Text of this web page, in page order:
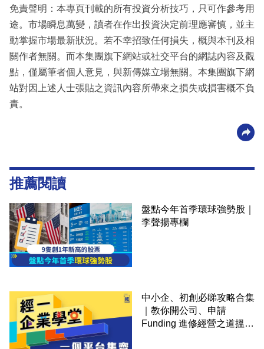
免責聲明：本專頁刊載的所有投資分析技巧，只可作參考用
途。市場瞬息萬變，讀者在作出投資決定前理應審慎，並主
動掌握市場最新狀況。若不幸招致任何損失，概與本刊及相
關作者無關。而本集團旗下網站或社交平台的網誌內容及觀
點，僅屬筆者個人意見，與新傳媒立場無關。本集團旗下網
站對因上述人士張貼之資訊內容所帶來之損失或損害概不負
責。
推薦閱讀
盤點今年首季環球強勢股｜
李聲揚專欄
中小企、初創必睇攻略合集
｜教你開公司、申請
Funding 進修經營之道搵大